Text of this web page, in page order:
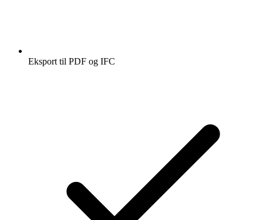
Eksport til PDF og IFC